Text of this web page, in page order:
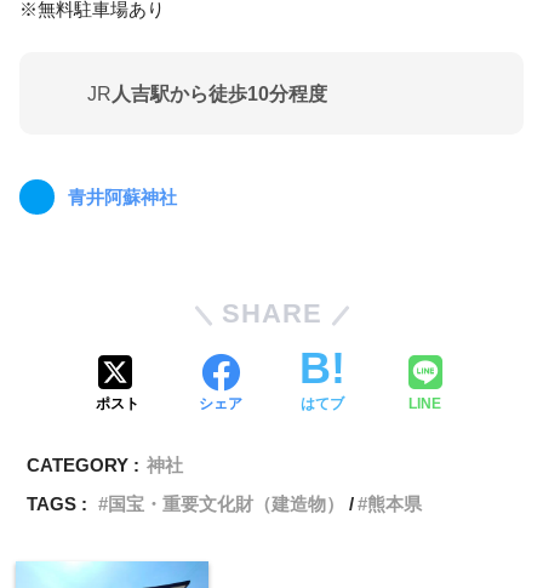
※無料駐車場あり
JR 人吉駅から徒歩10分程度
青井阿蘇神社
SHARE
ポスト シェア はてブ LINE
CATEGORY : 神社
TAGS :
国宝・重要文化財（建造物） 熊本県